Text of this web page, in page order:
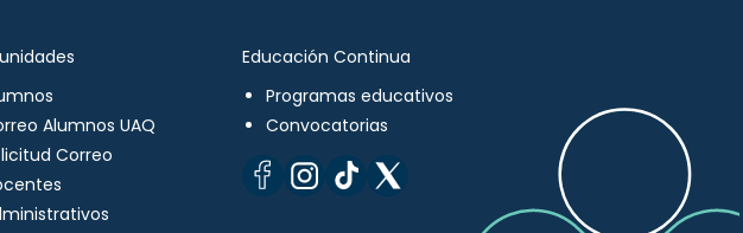
Alumnos UAQ
Correo
Educación Continua
Programas educativos
Convocatorias